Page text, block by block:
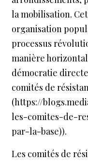
la mobilisation.
organisation
processus
manière
démocratie
comités de
(https://
les-comites-de-
par-la-base)).
Les comités de